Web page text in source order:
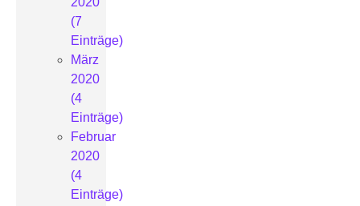
(7
Einträge)
März
2020
(4
Einträge)
Februar
2020
(4
Einträge)